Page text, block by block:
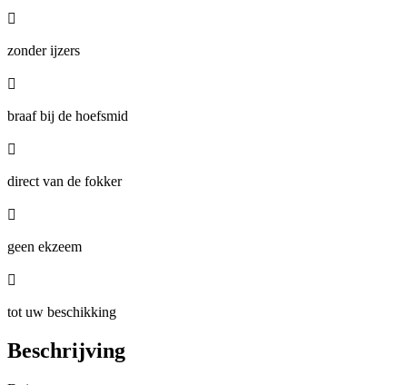

zonder ijzers

braaf bij de hoefsmid

direct van de fokker

geen ekzeem

tot uw beschikking
Beschrijving